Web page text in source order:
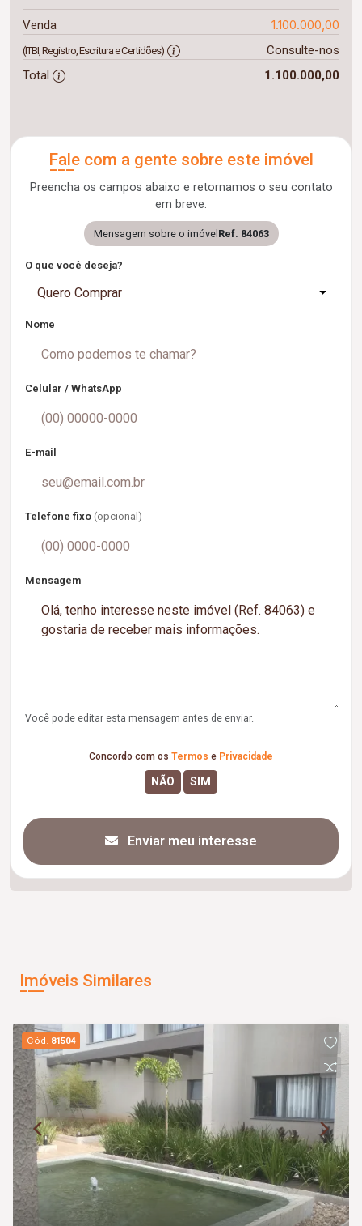
Venda 1.100.000,00
(ITBI, Registro, Escritura e Certidões)
Consulte-nos
Total
1.100.000,00
Fale com a gente sobre este imóvel
Preencha os campos abaixo e retornamos o seu contato
em breve.
Mensagem sobre o imóvel Ref. 84063
O que você deseja?
Quero Comprar
Nome
Celular / WhatsApp
E-mail
Telefone fixo (opcional)
Mensagem
Você pode editar esta mensagem antes de enviar.
Concordo com os Termos e Privacidade
Enviar meu interesse
Imóveis Similares
Cód. 81504